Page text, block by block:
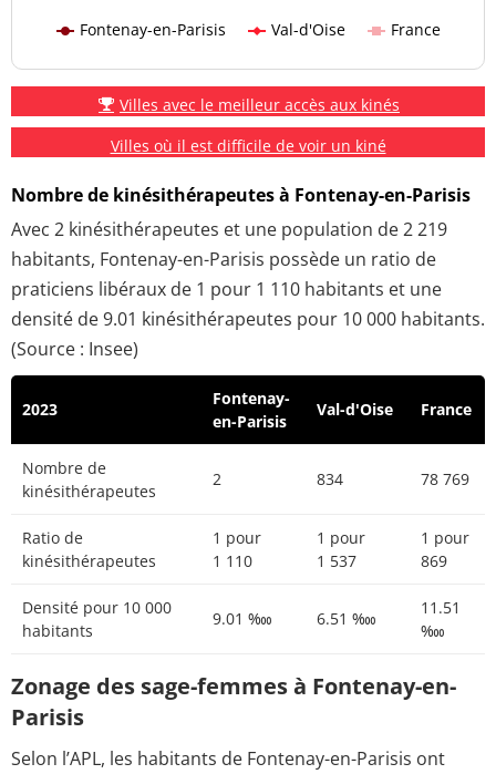
Fontenay-en-Parisis Val-d'Oise France
Villes avec le meilleur accès aux kinés
Villes où il est difficile de voir un kiné
Nombre de kinésithérapeutes à Fontenay-en-Parisis
Avec 2 kinésithérapeutes et une population de 2 219
habitants, Fontenay-en-Parisis possède un ratio de
praticiens libéraux de 1 pour 1 110 habitants et une
densité de 9.01 kinésithérapeutes pour 10 000 habitants.
(Source : Insee)
2023
Fontenay-
en-Parisis
Val-d'Oise France
Nombre de
kinésithérapeutes
2 834 78 769
Ratio de
kinésithérapeutes
1 pour
1 110
1 pour
1 537
1 pour
869
Densité pour 10 000
habitants
9.01 ‱ 6.51 ‱
11.51
‱
Zonage des sage-femmes à Fontenay-en-
Parisis
Selon l’APL, les habitants de Fontenay-en-Parisis ont